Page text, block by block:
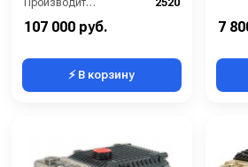
Производительность (л/ч):
2520
107 000 руб.
⚡ В корзину
7